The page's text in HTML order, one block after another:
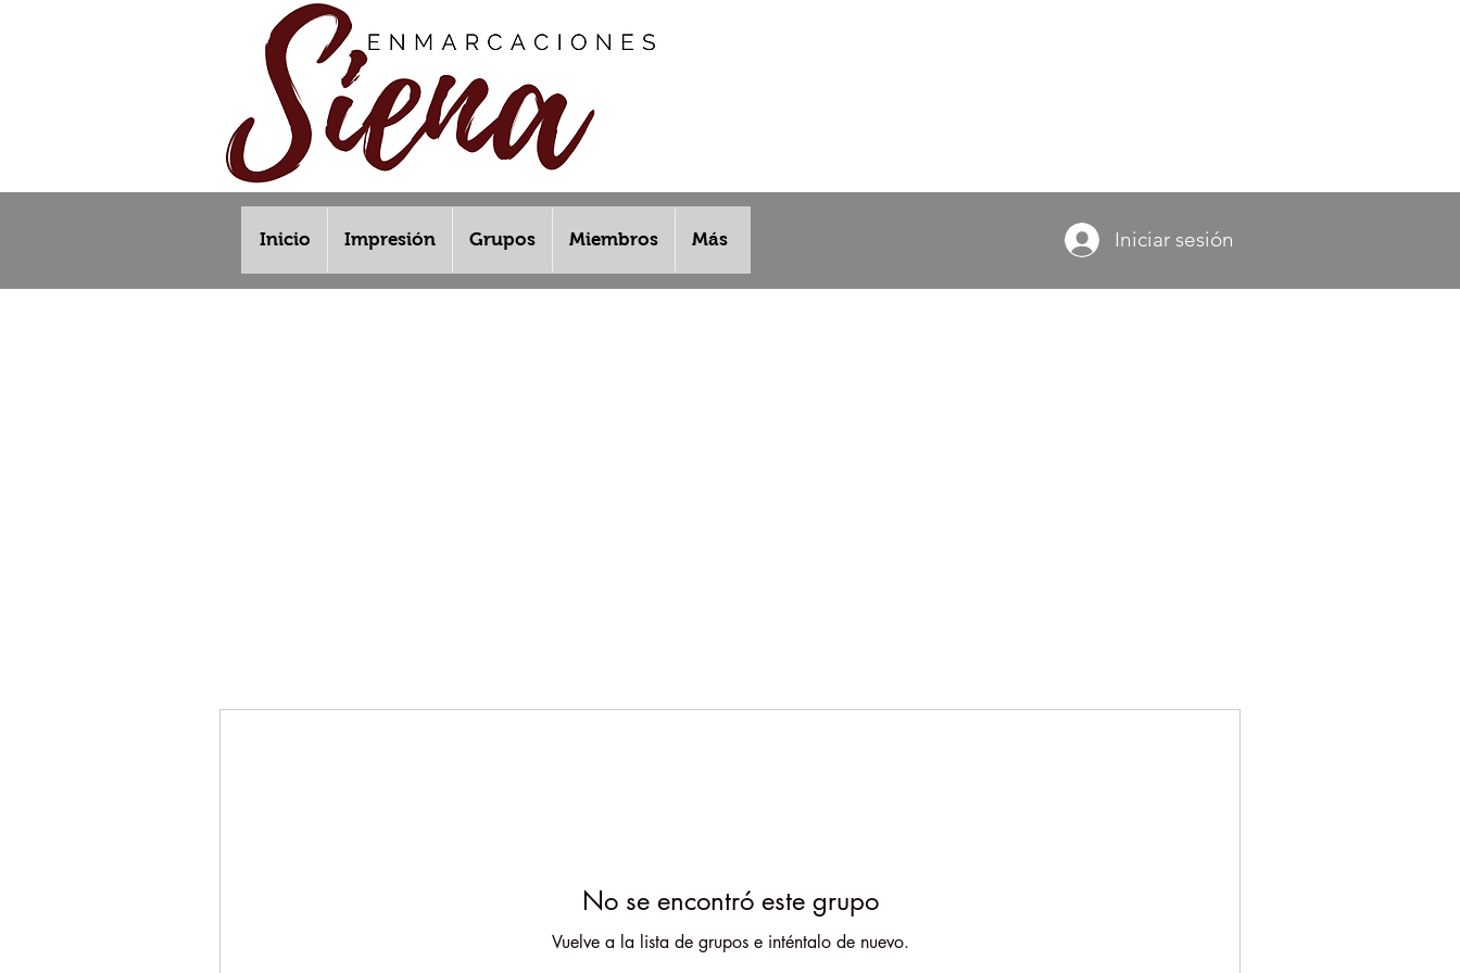
Inicio Impresión Grupos Miembros Más Iniciar sesión
No se encontró este grupo
Vuelve a la lista de grupos e inténtalo de nuevo.